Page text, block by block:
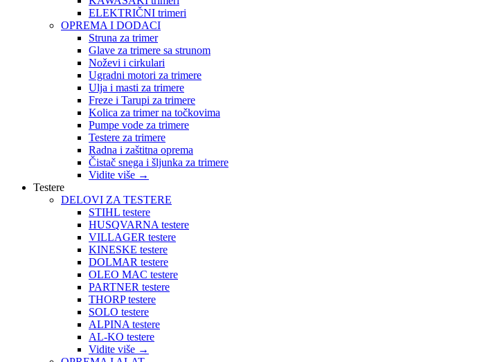
ELEKTRIČNI trimeri
OPREMA I DODACI
Struna za trimer
Glave za trimere sa strunom
Noževi i cirkulari
Ugradni motori za trimere
Ulja i masti za trimere
Freze i Tarupi za trimere
Kolica za trimer na točkovima
Pumpe vode za trimere
Testere za trimere
Radna i zaštitna oprema
Čistač snega i šljunka za trimere
Vidite više →
Testere
DELOVI ZA TESTERE
STIHL testere
HUSQVARNA testere
VILLAGER testere
KINESKE testere
DOLMAR testere
OLEO MAC testere
PARTNER testere
THORP testere
SOLO testere
ALPINA testere
AL-KO testere
Vidite više →